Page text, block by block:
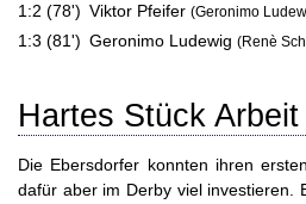
1:2 (78') Viktor Pfeifer (Geronimo
1:3 (81') Geronimo Ludewig (Renè
Hartes Stück Arbeit
Die Ebersdorfer konnten ihren
dafür aber im Derby viel investieren.